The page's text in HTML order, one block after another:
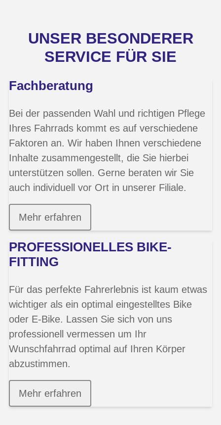
UNSER BESONDERER
SERVICE FÜR SIE
Fachberatung
Bei der passenden Wahl und richtigen Pflege
Ihres Fahrrads kommt es auf verschiedene
Faktoren an. Wir haben Ihnen verschiedene
Inhalte zusammengestellt, die Sie hierbei
unterstützen sollen. Gerne beraten wir Sie
auch individuell vor Ort in unserer Filiale.
Mehr erfahren
PROFESSIONELLES BIKE-
FITTING
Für das perfekte Fahrerlebnis ist kaum etwas
wichtiger als ein optimal eingestelltes Bike
oder E-Bike. Lassen Sie sich von uns
professionell vermessen um Ihr
Wunschfahrrad optimal auf Ihren Körper
abzustimmen.
Mehr erfahren